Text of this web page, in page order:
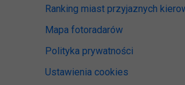
Ranking miast przyjaznych
Mapa fotoradarów
Polityka prywatności
Ustawienia cookies